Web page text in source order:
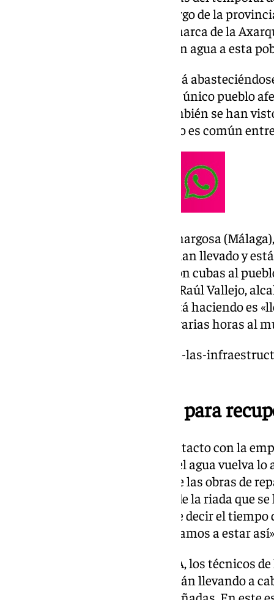
a lo largo de la
municipio malagueño de la comarca de la
red de suministro han dejado sin agua a esta
En estos días, la localidad se está
camiones cuba, aunque no es el único pueblo
Almáchar, Cútar y Comares también se han
medida, ya que el ramal afectado es común
«Con todo lo que pasó en Benamargosa
unos tramos de tubería que se han llevado y
suministrando ahora mismo con cubas al
dos horas al día», ha asegurado Raúl Vallejo,
que ha añadido que lo que se está haciendo
lo que nos traen y suministrar varias horas al
https://www.101tv.es/danos-en-las-
Mínimo una semana para
Vallejo sostiene que está en contacto con la
que están trabajando para que el agua vuelva
aunque reconoce la dificultad de las obras de
Benamargosa ha sido tan grande la riada que
tubería y no saben seguramente decir el
menos, una semana, mínimo, vamos a estar
Desde que se produjese la DANA, los técnicos
Saneamiento de la Axarquía están llevando a